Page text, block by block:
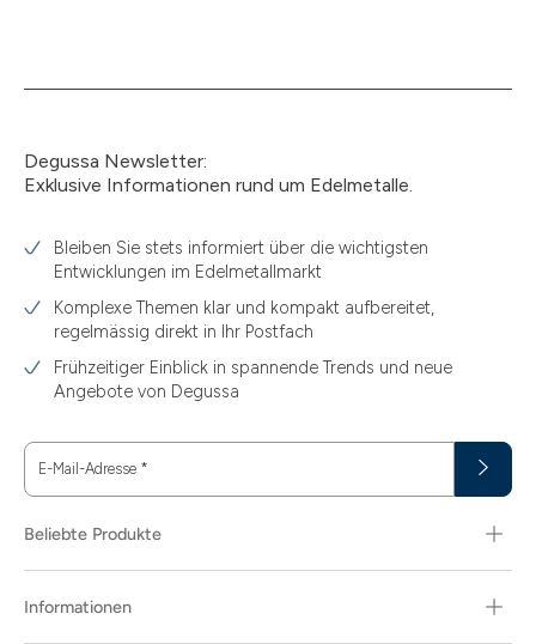
3.05
3.11
3.12
3.44
3.58
3.66
30
Degussa Newsletter:
Exklusive Informationen rund um Edelmetalle.
Bleiben Sie stets informiert über die wichtigsten
Entwicklungen im Edelmetallmarkt
Komplexe Themen klar und kompakt aufbereitet,
regelmässig direkt in Ihr Postfach
Frühzeitiger Einblick in spannende Trends und neue
Angebote von Degussa
E-Mail-Adresse *
Beliebte Produkte
Informationen